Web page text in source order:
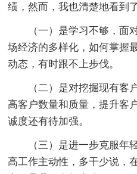
绩，然而，我也清楚地看到
（一）是学习不够，面对
场经济的多样化，如何掌握
动态，有时跟不上步伐。
（二）是对挖掘现有客户
高客户数量和质量，提升客
诚度还有待加强。
（三）是进一步克服年轻
高工作主动性，多干少说，